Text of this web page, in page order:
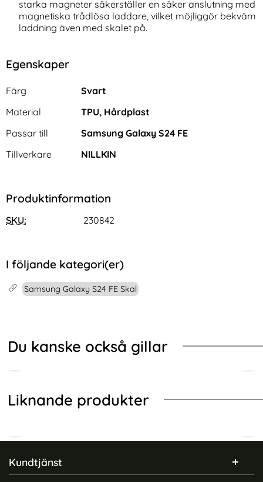
starka magneter säkerställer en säker anslutning med
magnetiska trådlösa laddare, vilket möjliggör bekväm
laddning även med skalet på.
Egenskaper
Egenskaper/attribut för denna produkt
Attribut
Färg
Svart
Material
TPU, Hårdplast
Passar till
Samsung Galaxy S24 FE
Tillverkare
NILLKIN
Produktinformation
SKU: 230842
I följande kategori(er)
Samsung Galaxy S24 FE Skal
Du kanske också gillar
Liknande produkter
Sidfot Blandad info och länkar
Kundtjänst